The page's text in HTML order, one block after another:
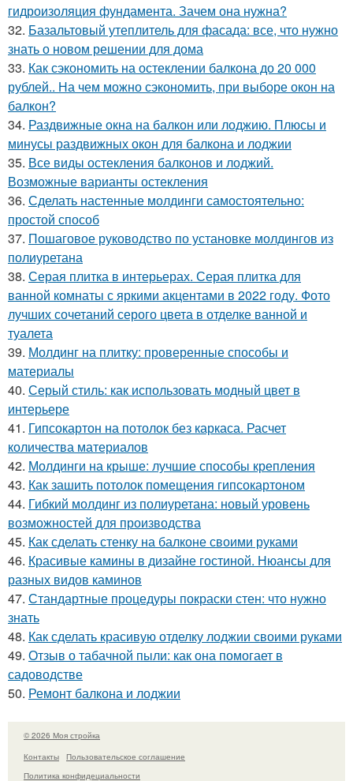
гидроизоляция фундамента. Зачем она нужна?
32. Базальтовый утеплитель для фасада: все, что нужно
знать о новом решении для дома
33. Как сэкономить на остеклении балкона до 20 000
рублей.. На чем можно сэкономить, при выборе окон на
балкон?
34. Раздвижные окна на балкон или лоджию. Плюсы и
минусы раздвижных окон для балкона и лоджии
35. Все виды остекления балконов и лоджий.
Возможные варианты остекления
36. Сделать настенные молдинги самостоятельно:
простой способ
37. Пошаговое руководство по установке молдингов из
полиуретана
38. Серая плитка в интерьерах. Серая плитка для
ванной комнаты с яркими акцентами в 2022 году. Фото
лучших сочетаний серого цвета в отделке ванной и
туалета
39. Молдинг на плитку: проверенные способы и
материалы
40. Серый стиль: как использовать модный цвет в
интерьере
41. Гипсокартон на потолок без каркаса. Расчет
количества материалов
42. Молдинги на крыше: лучшие способы крепления
43. Как зашить потолок помещения гипсокартоном
44. Гибкий молдинг из полиуретана: новый уровень
возможностей для производства
45. Как сделать стенку на балконе своими руками
46. Красивые камины в дизайне гостиной. Нюансы для
разных видов каминов
47. Стандартные процедуры покраски стен: что нужно
знать
48. Как сделать красивую отделку лоджии своими руками
49. Отзыв о табачной пыли: как она помогает в
садоводстве
50. Ремонт балкона и лоджии
© 2026 Моя стройка
Контакты
Пользовательское соглашение
Политика конфидециальности